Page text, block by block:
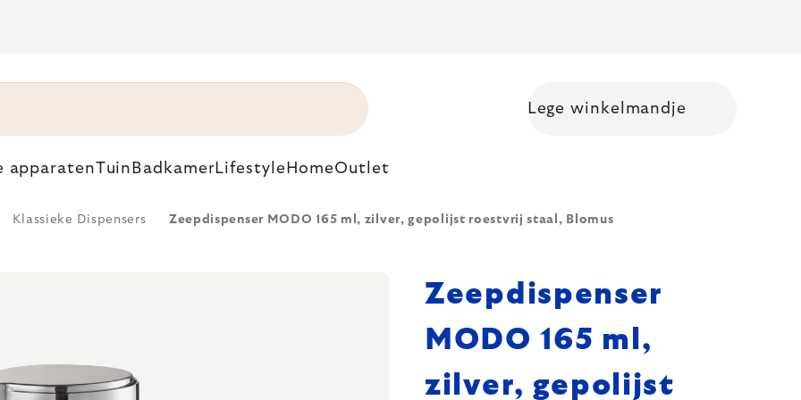
Shopping cart
Lege winkelmandje
apparatenTuin BadkamerLifestyle HomeOutlet
Klassieke Dispensers Zeepdispenser MODO 165 ml, zilver, gepolijst roestvrij staal, Blomus
Zeepdispenser
MODO 165 ml,
zilver, gepolijst